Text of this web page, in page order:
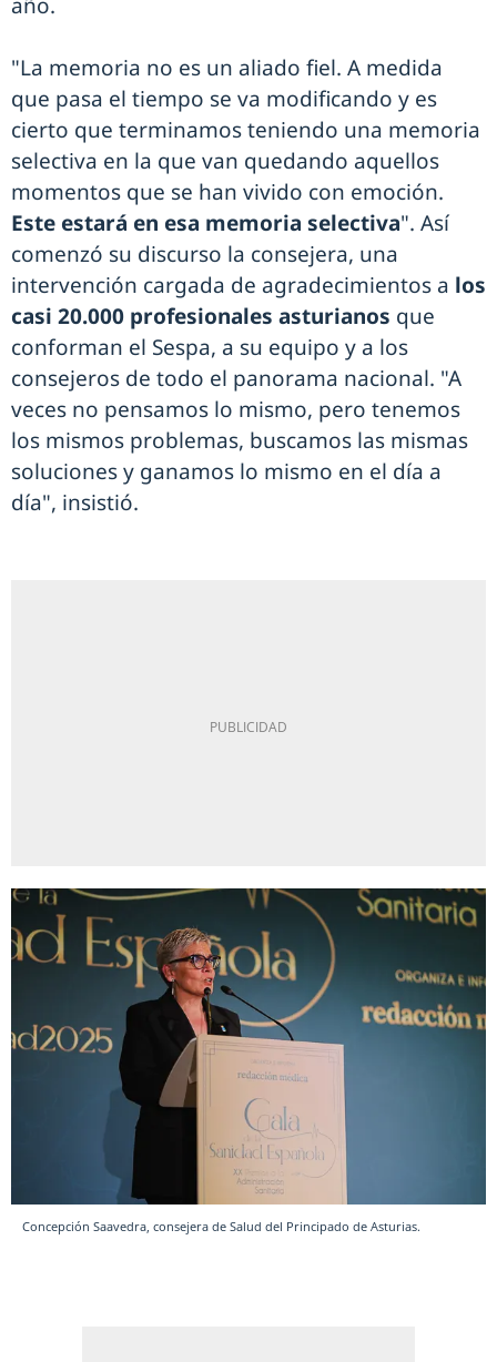
"La memoria no es un aliado fiel. A medida
que pasa el tiempo se va modificando y es
cierto que terminamos teniendo una memoria
selectiva en la que van quedando aquellos
momentos que se han vivido con emoción.
Este estará en esa memoria selectiva". Así
comenzó su discurso la consejera, una
intervención cargada de agradecimientos a los
casi 20.000 profesionales asturianos que
conforman el Sespa, a su equipo y a los
consejeros de todo el panorama nacional. "A
veces no pensamos lo mismo, pero tenemos
los mismos problemas, buscamos las mismas
soluciones y ganamos lo mismo en el día a
día", insistió.
Concepción Saavedra, consejera de Salud del Principado de Asturias.